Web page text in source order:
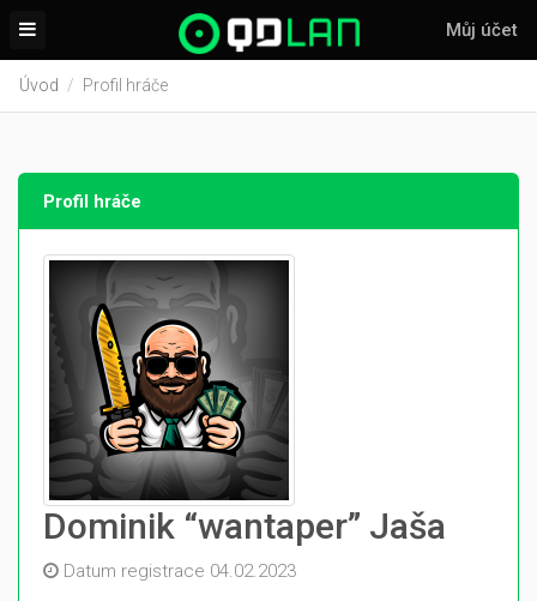
Můj účet
Úvod Profil hráče
Profil hráče
Dominik “wantaper” Jaša
Datum registrace 04.02.2023